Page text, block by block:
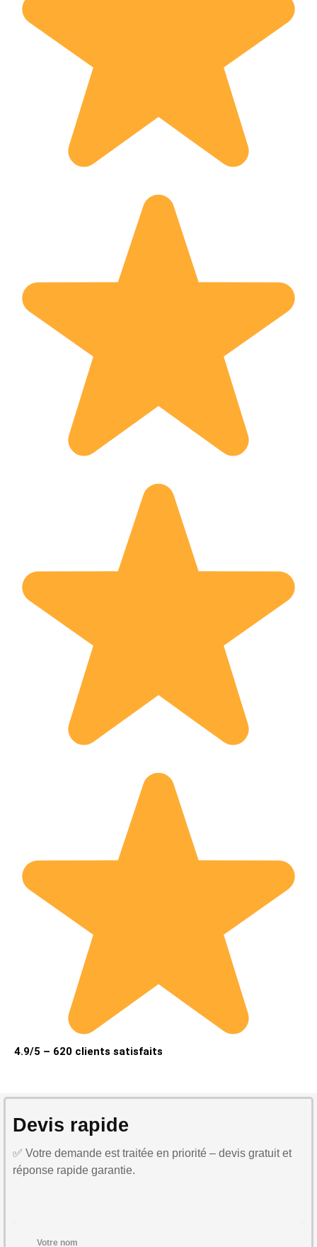
4.9/5 – 620 clients satisfaits
Devis rapide
✅ Votre demande est traitée en priorité – devis gratuit et
réponse rapide garantie.
Votre nom